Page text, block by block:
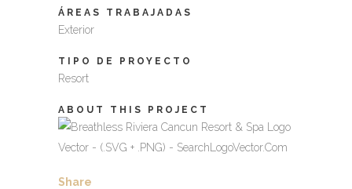
ÁREAS TRABAJADAS
Exterior
TIPO DE PROYECTO
Resort
ABOUT THIS PROJECT
Share